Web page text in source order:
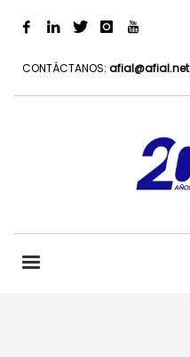
CONTÁCTANOS: afial@afial.net